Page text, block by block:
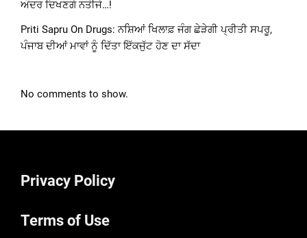
ਅੰਦਰ ਦਿਖਣਗੇ ਨਤੀਜੇ…!
Priti Sapru On Drugs: ਨਸ਼ਿਆਂ ਖਿਲਾਫ਼ ਜੰਗ ਛੇੜੇਗੀ ਪ੍ਰੀਤੀ ਸਪਰੂ,
ਪੰਜਾਬ ਦੀਆਂ ਮਾਵਾਂ ਨੂੰ ਦਿੱਤਾ ਇੱਕਜੁੱਟ ਹੋਣ ਦਾ ਸੱਦਾ
No comments to show.
Privacy Policy
Terms of Use